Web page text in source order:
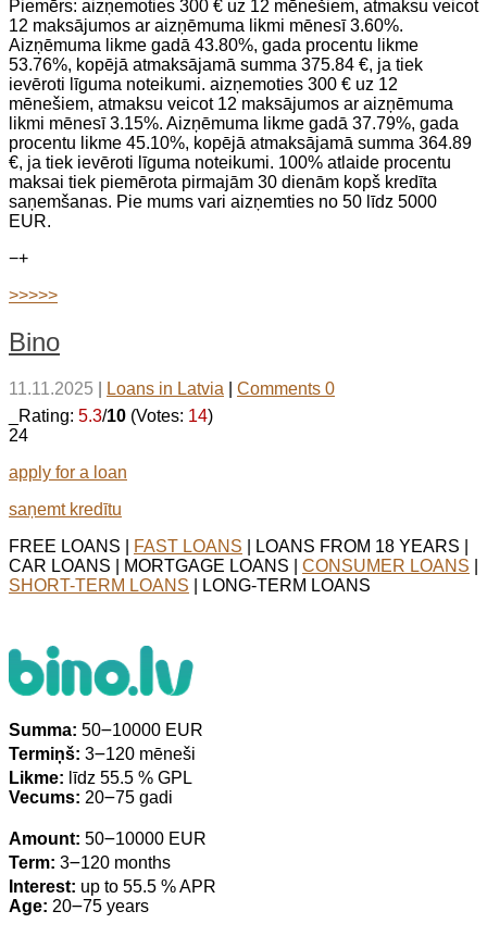
Piemērs: aizņemoties 300 € uz 12 mēnešiem, atmaksu veicot
12 maksājumos ar aizņēmuma likmi mēnesī 3.60%.
Aizņēmuma likme gadā 43.80%, gada procentu likme
53.76%, kopējā atmaksājamā summa 375.84 €, ja tiek
ievēroti līguma noteikumi. aizņemoties 300 € uz 12
mēnešiem, atmaksu veicot 12 maksājumos ar aizņēmuma
likmi mēnesī 3.15%. Aizņēmuma likme gadā 37.79%, gada
procentu likme 45.10%, kopējā atmaksājamā summa 364.89
€, ja tiek ievēroti līguma noteikumi. 100% atlaide procentu
maksai tiek piemērota pirmajām 30 dienām kopš kredīta
saņemšanas. Pie mums vari aizņemties no 50 līdz 5000
EUR.
−+
>>>>>
Bino
11.11.2025 Loans in Latvia
Comments 0
_Rating: 5.3/10 (Votes: 14)
24
apply for a loan
saņemt kredītu
FREE LOANS |
FAST LOANS | LOANS FROM 18 YEARS |
CAR LOANS | MORTGAGE LOANS | CONSUMER LOANS
SHORT-TERM LOANS | LONG-TERM LOANS
Summa: 50౼10000 EUR
Termiņš: 3౼120 mēneši
Likme: līdz 55.5 % GPL
Vecums: 20౼75 gadi
Amount: 50౼10000 EUR
Term: 3౼120 months
Interest: up to 55.5 % APR
Age: 20౼75 years